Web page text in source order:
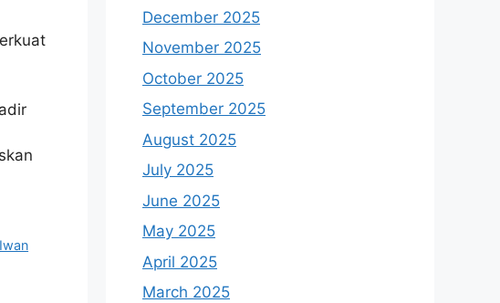
Iwan
December 2025
November 2025
October 2025
September 2025
August 2025
July 2025
June 2025
May 2025
April 2025
March 2025